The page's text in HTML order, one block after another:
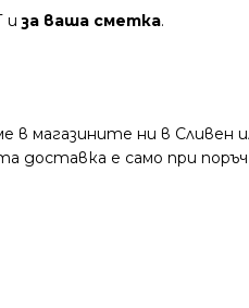
иза ваша сметка.
магазините ни в Сливен
доставка е само при